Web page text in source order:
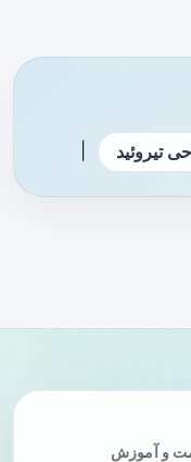
تیروئید
و آموزش